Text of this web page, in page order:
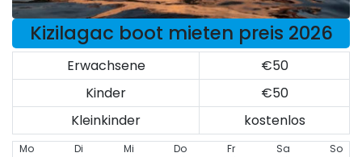
Kizilagac boot mieten preis 2026
Erwachsene
€50
Kinder
€50
Kleinkinder
kostenlos
Mo Di Mi Do Fr Sa So